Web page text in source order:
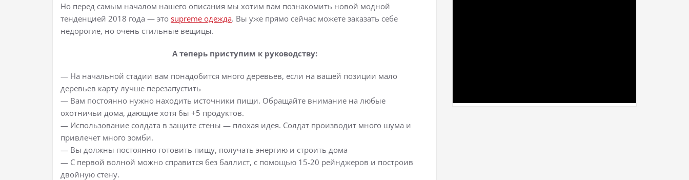
Но перед самым началом нашего описания мы хотим вам познакомить новой модной
тенденцией 2018 года — это supreme одежда. Вы уже прямо сейчас можете заказать себе
недорогие, но очень стильные вещицы.
А теперь приступим к руководству:
— На начальной стадии вам понадобится много деревьев, если на вашей позиции мало
деревьев карту лучше перезапустить
— Вам постоянно нужно находить источники пищи. Обращайте внимание на любые
охотничьи дома, дающие хотя бы +5 продуктов.
— Использование солдата в защите стены — плохая идея. Солдат производит много шума и
привлечет много зомби.
— Вы должны постоянно готовить пищу, получать энергию и строить дома
— С первой волной можно справится без баллист, с помощью 15-20 рейнджеров и построив
двойную стену.